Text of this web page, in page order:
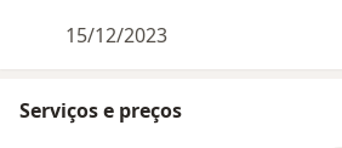
15/12/2023
Serviços e preços